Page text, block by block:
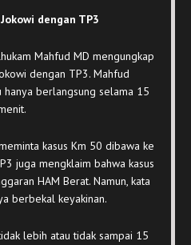
dengan TP3
Mahfud MD mengungkap
dengan TP3. Mahfud
berlangsung selama 15
kasus Km 50 dibawa ke
juga mengklaim bahwa kasus
HAM Berat. Namun, kata
berbekal keyakinan.
lebih atau tidak sampai 15